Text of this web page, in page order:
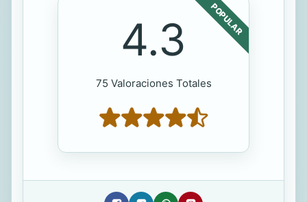
POPULAR
4.3
75 Valoraciones Totales